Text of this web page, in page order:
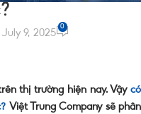
9, 2025
0
thị trường hiện nay. Vậy có
Việt Trung Company sẽ phân